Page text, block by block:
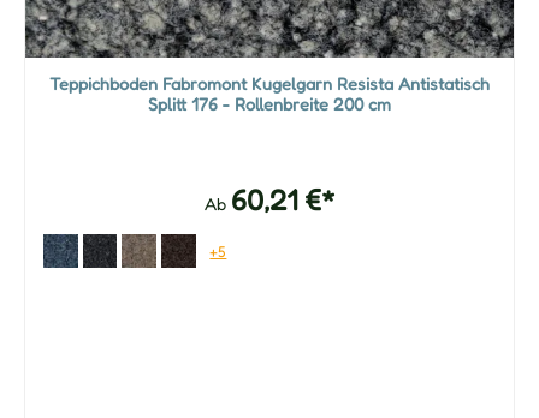
Teppichboden Fabromont Kugelgarn Resista Antistatisch
Splitt 176 - Rollenbreite 200 cm
Ab 60,21 €*
+5